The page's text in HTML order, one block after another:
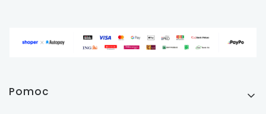
Linki w stopce
Pomoc